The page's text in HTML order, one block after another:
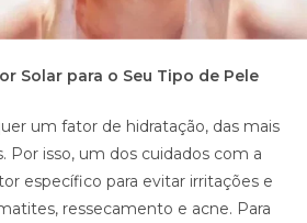
Solar para o Seu Tipo de Pele
um fator de hidratação, das mais
Por isso, um dos cuidados com a
específico para evitar irritações e
ressecamento e acne. Para